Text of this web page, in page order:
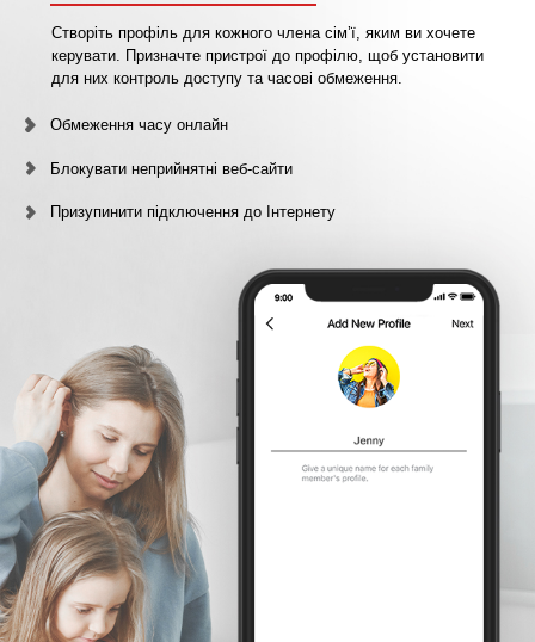
Створіть профіль для кожного члена сім’ї, яким ви хочете
керувати. Призначте пристрої до профілю, щоб установити
для них контроль доступу та часові обмеження.
Обмеження часу онлайн
Блокувати неприйнятні веб-сайти
Призупинити підключення до Інтернету